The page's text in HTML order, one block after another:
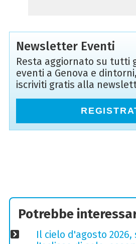
Newsletter Eventi
Resta aggiornato su tutti
eventi a Genova e dintorni,
iscriviti gratis alla
Potrebbe
Il cielo d'agosto